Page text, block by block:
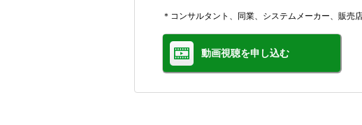
＊コンサルタント、同業、システムメーカー、販売
動画視聴を申し込む